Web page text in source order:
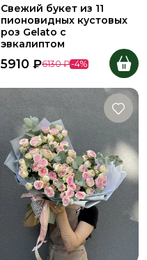
Свежий букет из 11
пионовидных кустовых
роз Gelato с
эвкалиптом
5910 ₽6130 ₽-4%